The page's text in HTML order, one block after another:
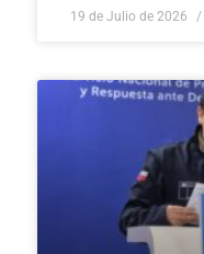
19 de Julio de 2026